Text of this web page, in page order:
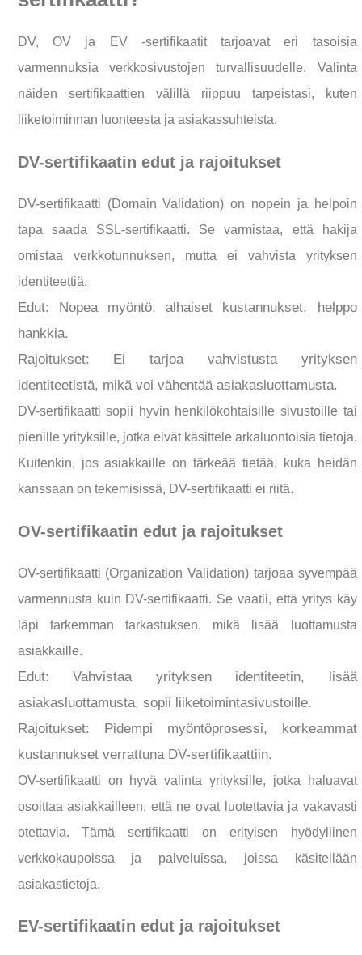
DV, OV ja EV -sertifikaatit tarjoavat eri tasoisia
varmennuksia verkkosivustojen turvallisuudelle. Valinta
näiden sertifikaattien välillä riippuu tarpeistasi, kuten
liiketoiminnan luonteesta ja asiakassuhteista.
DV-sertifikaatin edut ja rajoitukset
DV-sertifikaatti (Domain Validation) on nopein ja helpoin
tapa saada SSL-sertifikaatti. Se varmistaa, että hakija
omistaa verkkotunnuksen, mutta ei vahvista yrityksen
identiteettiä.
Edut: Nopea myöntö, alhaiset kustannukset, helppo
hankkia.
Rajoitukset: Ei tarjoa vahvistusta yrityksen
identiteetistä, mikä voi vähentää asiakasluottamusta.
DV-sertifikaatti sopii hyvin henkilökohtaisille sivustoille tai
pienille yrityksille, jotka eivät käsittele arkaluontoisia tietoja.
Kuitenkin, jos asiakkaille on tärkeää tietää, kuka heidän
kanssaan on tekemisissä, DV-sertifikaatti ei riitä.
OV-sertifikaatin edut ja rajoitukset
OV-sertifikaatti (Organization Validation) tarjoaa syvempää
varmennusta kuin DV-sertifikaatti. Se vaatii, että yritys käy
läpi tarkemman tarkastuksen, mikä lisää luottamusta
asiakkaille.
Edut: Vahvistaa yrityksen identiteetin, lisää
asiakasluottamusta, sopii liiketoimintasivustoille.
Rajoitukset: Pidempi myöntöprosessi, korkeammat
kustannukset verrattuna DV-sertifikaattiin.
OV-sertifikaatti on hyvä valinta yrityksille, jotka haluavat
osoittaa asiakkailleen, että ne ovat luotettavia ja vakavasti
otettavia. Tämä sertifikaatti on erityisen hyödyllinen
verkkokaupoissa ja palveluissa, joissa käsitellään
asiakastietoja.
EV-sertifikaatin edut ja rajoitukset